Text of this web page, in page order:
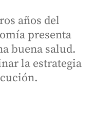
años del
presenta
buena salud.
la estrategia